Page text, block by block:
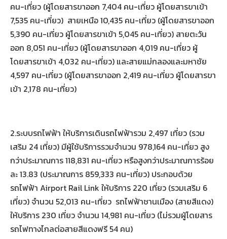
คน-เที่ยว (ผู้โดยสารขาออก 7,404 คน-เที่ยว ผู้โดยสารขาเข้า
7,535 คน-เที่ยว) สายเหนือ 10,435 คน-เที่ยว (ผู้โดยสารขาออก
5,390 คน-เที่ยว ผู้โดยสารขาเข้า 5,045 คน-เที่ยว) สายตะวัน
ออก 8,051 คน-เที่ยว (ผู้โดยสารขาออก 4,019 คน-เที่ยว ผู้
โดยสารขาเข้า 4,032 คน-เที่ยว) และสายแม่กลองและมหาชัย
4,597 คน-เที่ยว (ผู้โดยสารขาออก 2,419 คน-เที่ยว ผู้โดยสารขา
เข้า 2,178 คน-เที่ยว)
2.ระบบรถไฟฟ้า ให้บริการเดินรถไฟฟ้ารวม 2,497 เที่ยว (รวม
เสริม 24 เที่ยว) มีผู้ใช้บริการรวมจำนวน 978,164 คน-เที่ยว สูง
กว่าประมาณการ 118,831 คน-เที่ยว หรือสูงกว่าประมาณการร้อย
ละ 13.83 (ประมาณการ 859,333 คน-เที่ยว) ประกอบด้วย
รถไฟฟ้า Airport Rail Link ให้บริการ 220 เที่ยว (รวมเสริม 6
เที่ยว) จำนวน 52,013 คน-เที่ยว รถไฟฟ้าชานเมือง (สายสีแดง)
ให้บริการ 230 เที่ยว จำนวน 14,981 คน-เที่ยว (ไม่รวมผู้โดยสาร
รถไฟทางไกลต่อสายสีแดงฟรี 54 คน)